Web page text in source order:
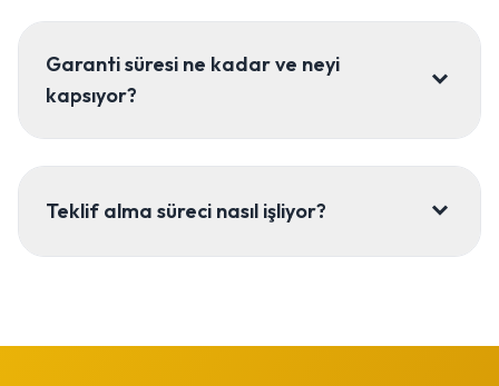
Garanti süresi ne kadar ve neyi
kapsıyor?
Teklif alma süreci nasıl işliyor?